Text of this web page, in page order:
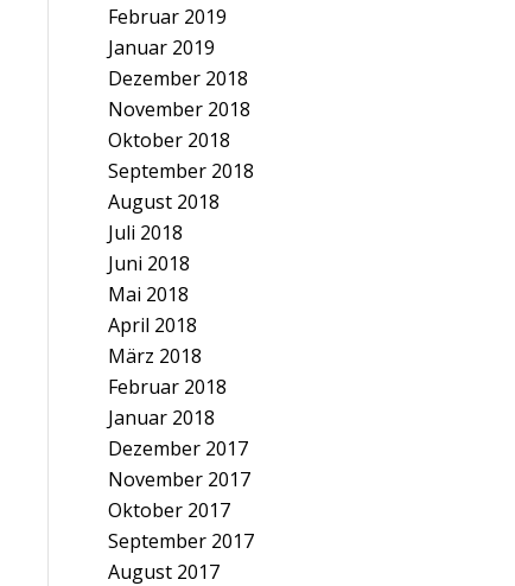
Februar 2019
Januar 2019
Dezember 2018
November 2018
Oktober 2018
September 2018
August 2018
Juli 2018
Juni 2018
Mai 2018
April 2018
März 2018
Februar 2018
Januar 2018
Dezember 2017
November 2017
Oktober 2017
September 2017
August 2017